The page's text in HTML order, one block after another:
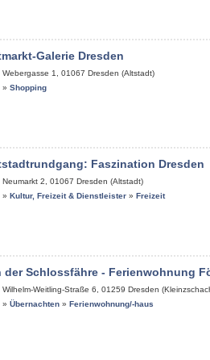
Galerie Dresden
Webergasse 1 01067 Dresden (Altstadt)
» Shopping
Faszination Dresden
Neumarkt 2 01067 Dresden (Altstadt)
» Kultur, Freizeit & Dienstleister » Freizeit
der Schlossfähre - Ferienwohnung
Wilhelm-Weitling-Straße 6 01259 Dresden
» Übernachten » Ferienwohnung/-haus